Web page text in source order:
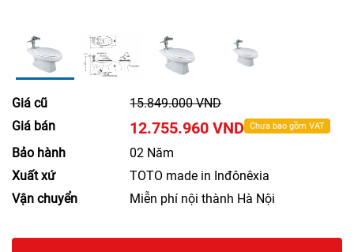
Giá cũ
15.849.000 VND
Giá bán
12.755.960 VND Chưa bao gồm VAT
Bảo hành
02 Năm
Xuất xứ
TOTO made in Inđônêxia
Vận chuyển
Miễn phí nội thành Hà Nội